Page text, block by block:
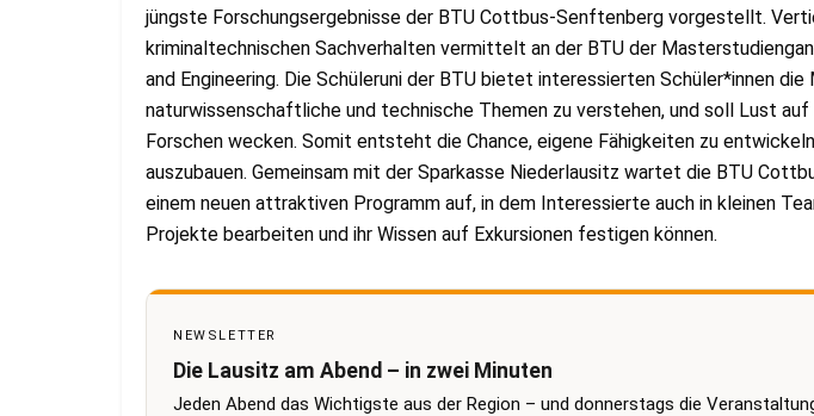
jüngste Forschungsergebnisse der BTU Cottbus-Senftenberg vorgestellt.
kriminaltechnischen Sachverhalten vermittelt an der BTU der
and Engineering. Die Schüleruni der BTU bietet interessierten Schüler*innen die
naturwissenschaftliche und technische Themen zu verstehen, und soll Lust
Forschen wecken. Somit entsteht die Chance, eigene Fähigkeiten zu
auszubauen. Gemeinsam mit der Sparkasse Niederlausitz wartet die BTU
einem neuen attraktiven Programm auf, in dem Interessierte auch in kleinen
Projekte bearbeiten und ihr Wissen auf Exkursionen festigen können.
NEWSLETTER
Die Lausitz am Abend – in zwei Minuten
Jeden Abend das Wichtigste aus der Region – und donnerstags die